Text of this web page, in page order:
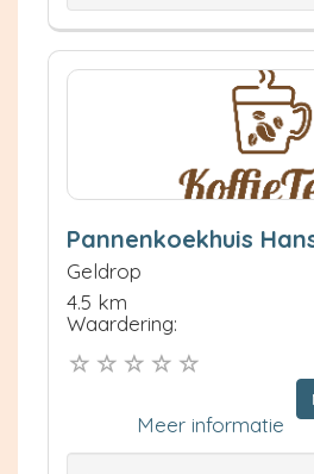
Pannenkoekhuis
Geldrop
4.5 km
Waardering:
Meer informatie